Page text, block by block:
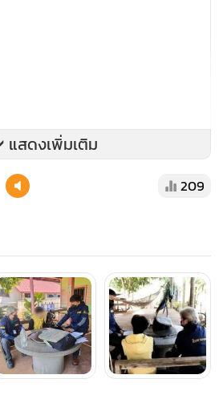
ผ่านมา มีจดหมายจ่าหน้าซองผู้ส่งซึ่ง
นร้ายหลอกส่งเอกสารทางไปรษณีย์มา
เอกสารเป็นข้อมูลที่ผู้เสียหายซึ่งถูก
ลักฐานการถูกหลอกขายสินค้าจำพวก
กเฟซบุ๊ก ชื่อบัญชี “พีระ ขายกันชน โต
ข้อมูลผู้ส่งสินค้าที่หลอกผู้เสียหายนั้น
แสดงเพิ่มเติม
209